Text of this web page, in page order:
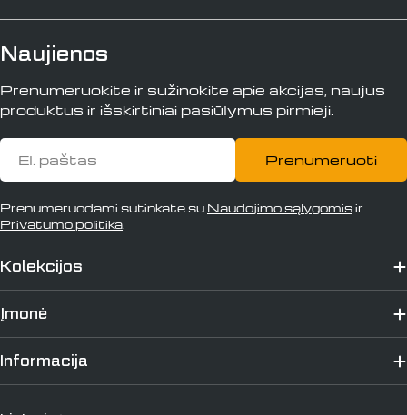
Kolekcijos
Įmonė
Informacija
Naujienos
Prenumeruokite ir sužinokite apie akcijas, naujus
produktus ir išskirtiniai pasiūlymus pirmieji.
El.
paštas
Prenumeruoti
Prenumeruodami sutinkate su Naudojimo sąlygomisir
Privatumo politika